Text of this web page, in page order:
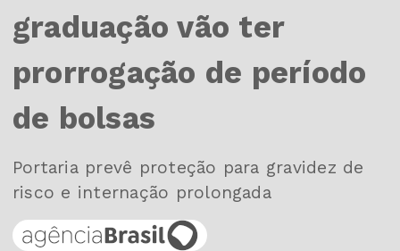
graduação vão ter
prorrogação de período
de bolsas
Portaria prevê proteção para gravidez de
risco e internação prolongada